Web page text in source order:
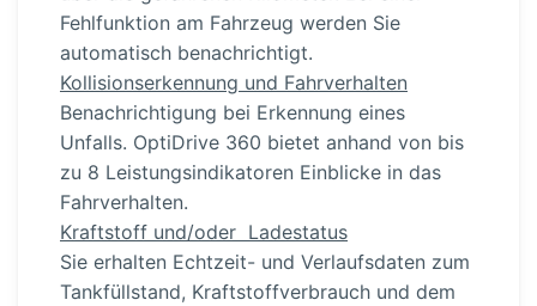
Fehlfunktion am Fahrzeug werden Sie
automatisch benach­richtigt.
Kolli­si­ons­er­kennung und Fahrver­halten
Benach­rich­tigung bei Erkennung eines
Unfalls. OptiDrive 360 bietet anhand von bis
zu 8 Leistungs­in­di­ka­toren Einblicke in das
Fahrver­halten.
Kraft­stoff­ und/oder Ladestatus
Sie erhalten Echtzeit- und Verlaufs­daten zum
Tankfüll­stand, Kraft­stoff­ver­brauch und dem